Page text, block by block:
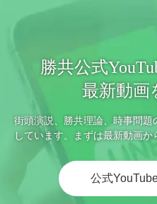
勝共公式
最新動画
街頭演説、勝共理論、時事問
しています。まずは最新動画か
公式